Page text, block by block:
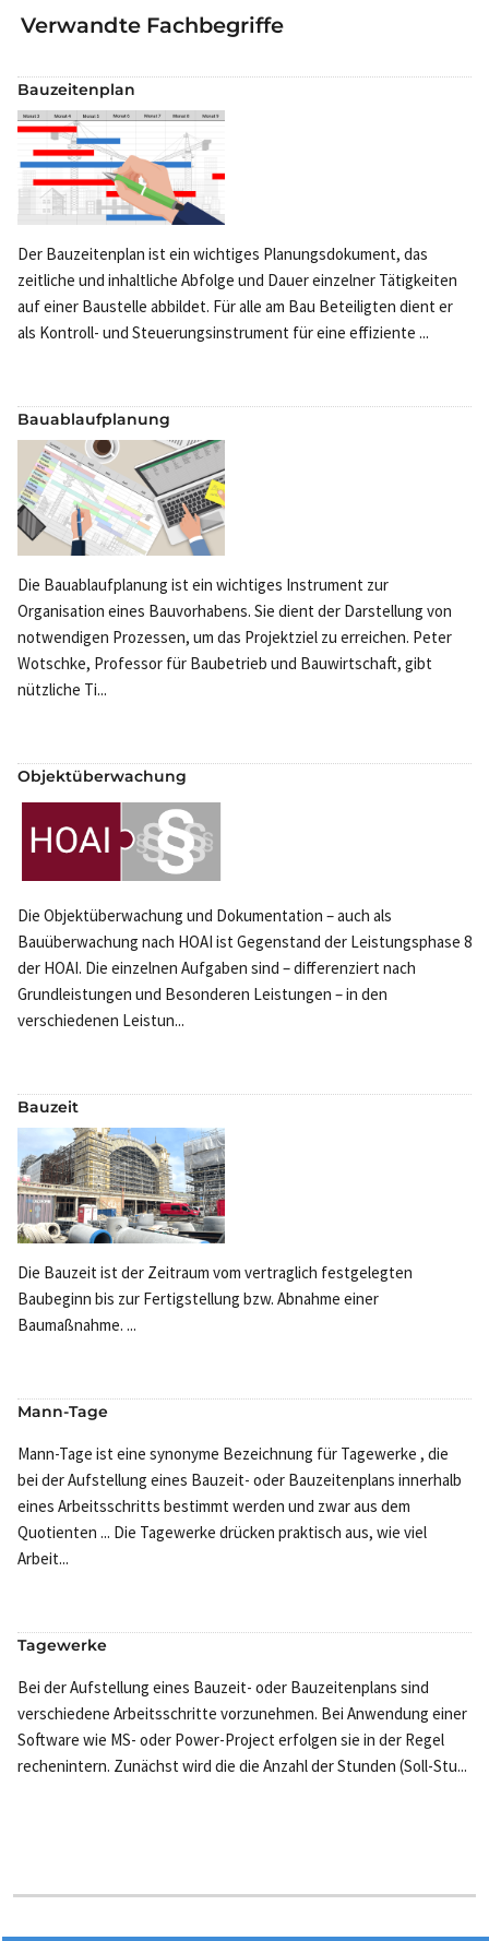
Verwandte Fachbegriffe
Bauzeitenplan
Der Bauzeitenplan ist ein wichtiges Planungsdokument, das
zeitliche und inhaltliche Abfolge und Dauer einzelner Tätigkeiten
auf einer Baustelle abbildet. Für alle am Bau Beteiligten dient er
als Kontroll- und Steuerungsinstrument für eine effiziente ...
Bauablaufplanung
Die Bauablaufplanung ist ein wichtiges Instrument zur
Organisation eines Bauvorhabens. Sie dient der Darstellung von
notwendigen Prozessen, um das Projektziel zu erreichen. Peter
Wotschke, Professor für Baubetrieb und Bauwirtschaft, gibt
nützliche Ti...
Objektüberwachung
Die Objektüberwachung und Dokumentation – auch als
Bauüberwachung nach HOAI ist Gegenstand der Leistungsphase 8
der HOAI. Die einzelnen Aufgaben sind – differenziert nach
Grundleistungen und Besonderen Leistungen – in den
verschiedenen Leistun...
Bauzeit
Die Bauzeit ist der Zeitraum vom vertraglich festgelegten
Baubeginn bis zur Fertigstellung bzw. Abnahme einer
Baumaßnahme. ...
Mann-Tage
Mann-Tage ist eine synonyme Bezeichnung für Tagewerke , die
bei der Aufstellung eines Bauzeit- oder Bauzeitenplans innerhalb
eines Arbeitsschritts bestimmt werden und zwar aus dem
Quotienten ... Die Tagewerke drücken praktisch aus, wie viel
Arbeit...
Tagewerke
Bei der Aufstellung eines Bauzeit- oder Bauzeitenplans sind
verschiedene Arbeitsschritte vorzunehmen. Bei Anwendung einer
Software wie MS- oder Power-Project erfolgen sie in der Regel
rechenintern. Zunächst wird die die Anzahl der Stunden (Soll-Stu...